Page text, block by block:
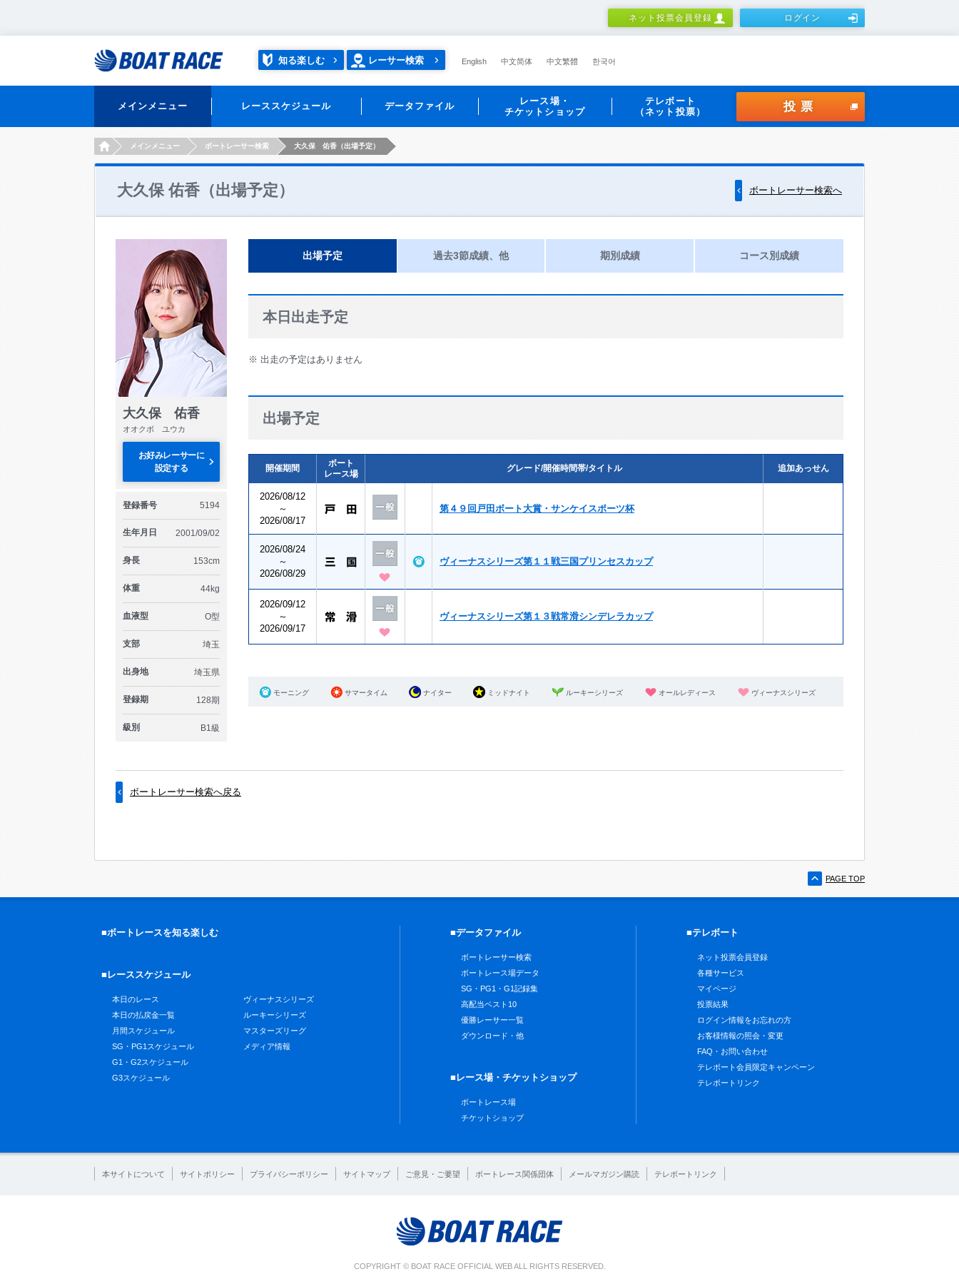
ネット投票会員登録 ログイン
知る楽しむ レーサー検索 English 中文简体 中文繁體 한국어
メインメニュー レーススケジュール データファイル
レース場・
チケットショップ
テレボート
（ネット投票）
投票
HOMEメインメニュー ボートレーサー検索 大久保 佑香（出場予定）
大久保 佑香（出場予定） ボートレーサー検索へ
大久保 佑香
オオクボ ユウカ
お好みレーサーに
設定する
登録番号 5194
生年月日 2001/09/02
身長 153cm
体重 44kg
血液型 O型
支部 埼玉
出身地 埼玉県
登録期 128期
級別 B1級
出場予定 過去3節成績、他 期別成績 コース別成績
本日出走予定
※ 出走の予定はありません
出場予定
開催期間
ボート
レース場
グレード/開催時間帯/タイトル 追加あっせん
2026/08/12
～
2026/08/17
第４９回戸田ボート大賞・サンケイスポーツ杯
2026/08/24
～
2026/08/29
ヴィーナスシリーズ第１１戦三国プリンセスカップ
2026/09/12
～
2026/09/17
ヴィーナスシリーズ第１３戦常滑シンデレラカップ
モーニング サマータイム ナイター ミッドナイト ルーキーシリーズ オールレディース ヴィーナスシリーズ
ボートレーサー検索へ戻る
PAGE TOP
■ボートレースを知る楽しむ
■レーススケジュール
本日のレース
本日の払戻金一覧
月間スケジュール
SG・PG1スケジュール
G1・G2スケジュール
G3スケジュール
ヴィーナスシリーズ
ルーキーシリーズ
マスターズリーグ
メディア情報
■データファイル
ボートレーサー検索
ボートレース場データ
SG・PG1・G1記録集
高配当ベスト10
優勝レーサー一覧
ダウンロード・他
■レース場・チケットショップ
ボートレース場
チケットショップ
■テレボート
ネット投票会員登録
各種サービス
マイページ
投票結果
ログイン情報をお忘れの方
お客様情報の照会・変更
FAQ・お問い合わせ
テレボート会員限定キャンペーン
テレボートリンク
本サイトについて サイトポリシー プライバシーポリシー サイトマップ ご意見・ご要望 ボートレース関係団体 メールマガジン購読 テレボートリンク
COPYRIGHT © BOAT RACE OFFICIAL WEB ALL RIGHTS RESERVED.